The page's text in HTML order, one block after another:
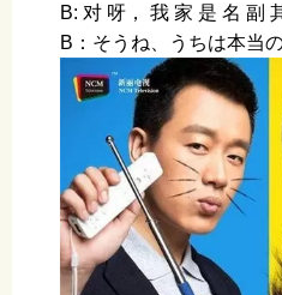
B: 对 呀， 我 家 是 名 副
B：そうね、うちは本当